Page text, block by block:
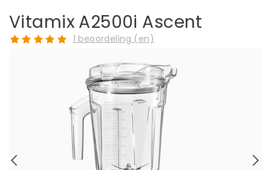
Vitamix A2500i Ascent
1 beoordeling (en)